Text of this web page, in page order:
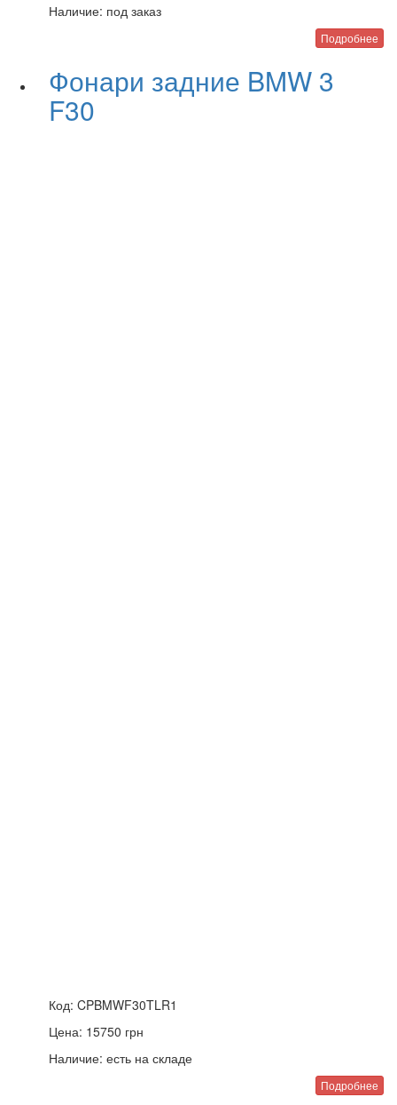
Наличие: под заказ
Подробнее
Фонари задние BMW 3
F30
Код: CPBMWF30TLR1
Цена: 15750 грн
Наличие: есть на складе
Подробнее